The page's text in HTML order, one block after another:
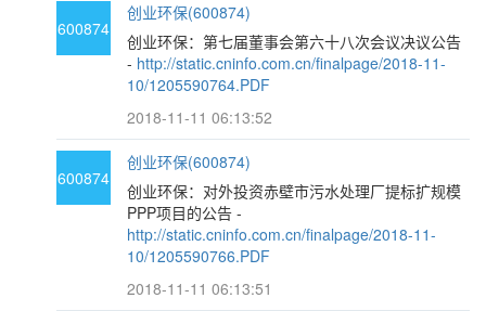
600874
创业环保(600874)
创业环保：第七届董事会第六十八次会议决议公告
- http://static.cninfo.com.cn/finalpage/2018-11-
10/1205590764.PDF
2018-11-11 06:13:52
600874
创业环保(600874)
创业环保：对外投资赤壁市污水处理厂提标扩规模
PPP项目的公告 -
http://static.cninfo.com.cn/finalpage/2018-11-
10/1205590766.PDF
2018-11-11 06:13:51